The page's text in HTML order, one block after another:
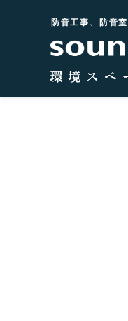
防音工事、防音